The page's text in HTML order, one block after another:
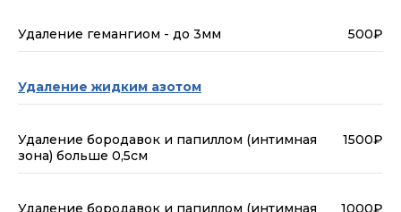
Удаление гемангиом - до 3мм 500₽
Удаление жидким азотом
Удаление бородавок и папиллом (интимная
зона) больше 0,5см
1500₽
Удаление бородавок и папиллом (интимная
1000₽